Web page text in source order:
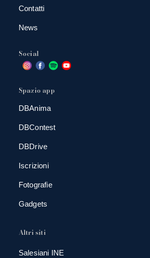
Contatti
News
Social
Spazio app
DBAnima
DBContest
DBDrive
Iscrizioni
Fotografie
Gadgets
Altri siti
Salesiani INE